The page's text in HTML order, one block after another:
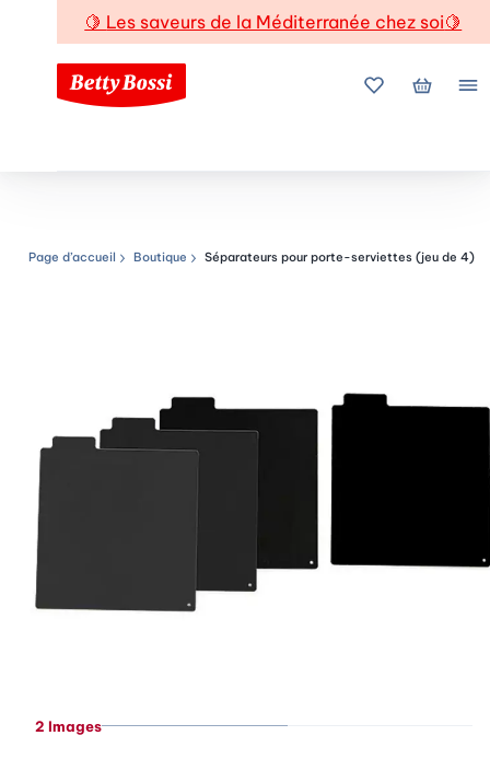
🍋 Les saveurs de la Méditerranée chez soi🍋
Mes favoris
Mon
Chemin de navigation
Page d’accueil Boutique Séparateurs pour porte-serviettes (jeu de 4)
2 Images